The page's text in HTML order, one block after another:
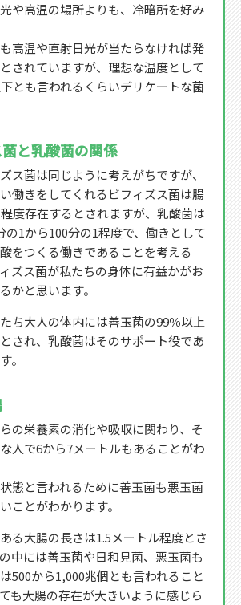
や高温の場所よりも、冷暗所を好み
高温や直射日光が当たらなければ発
されていますが、理想な温度として
とも言われるくらいデリケートな菌
と乳酸菌の関係
ス菌は同じように考えがちですが、
働きをしてくれるビフィズス菌は腸
度存在するとされますが、乳酸菌は
の1から100分の1程度で、働きとして
をつくる働きであることを考える
ズス菌が私たちの身体に有益かがお
かと思います。
ち大人の体内には善玉菌の99％以上
され、乳酸菌はそのサポート役であ
。
の栄養素の消化や吸収に関わり、そ
人で6から7メートルもあることがわ
態と言われるために善玉菌も悪玉菌
ことがわかります。
る大腸の長さは1.5メートル程度とさ
中には善玉菌や日和見菌、悪玉菌も
500から1,000兆個とも言われること
も大腸の存在が大きいように感じら